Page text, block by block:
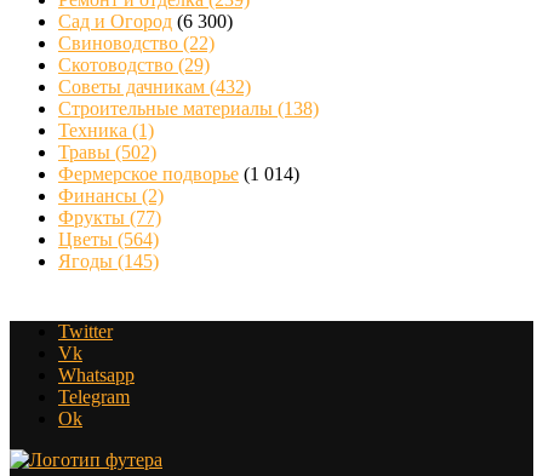
Сад и Огород (6 300)
Свиноводство (22)
Скотоводство (29)
Советы дачникам (432)
Строительные материалы (138)
Техника (1)
Травы (502)
Фермерское подворье (1 014)
Финансы (2)
Фрукты (77)
Цветы (564)
Ягоды (145)
Twitter
Vk
Whatsapp
Telegram
Ok